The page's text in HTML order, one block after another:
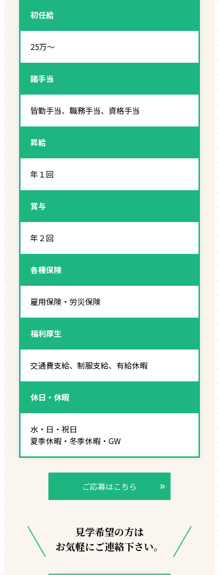
初任給
25万～
諸手当
皆勤手当、職務手当、資格手当
昇給
年１回
賞与
年２回
各種保険
雇用保険・労災保険
福利厚生
交通費支給、制服支給、有給休暇
休日・休暇
水・日・祝日
夏季休暇・冬季休暇・GW
ご応募はこちら
見学希望の方は
お気軽にご連絡下さい。